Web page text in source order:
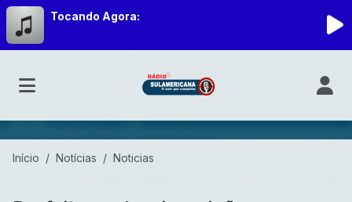
Tocando Agora:
Início Notícias Noticias